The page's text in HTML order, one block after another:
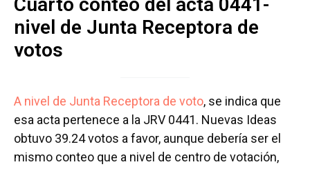
nivel de Junta Receptora de
votos
A nivel de Junta Receptora de voto, se indica que
esa acta pertenece a la JRV 0441. Nuevas Ideas
obtuvo 39.24 votos a favor, aunque debería ser el
mismo conteo que a nivel de centro de votación,